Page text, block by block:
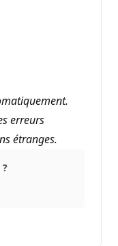
erreurs
étranges.